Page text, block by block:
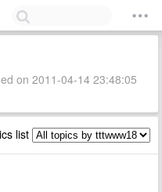
on 2011-04-14 23:48:05
list